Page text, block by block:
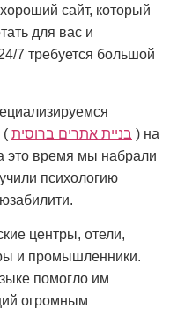
сайт, который
для вас и
7 требуется большой
( בניית אתרים ברוסית ) на
это время мы набрали
психологию
центры, отели,
и промышленники.
помогло им
огромным